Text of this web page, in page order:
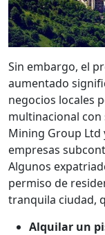
Sin embargo, el
aumentado
negocios locales
multinacional con
Mining Group Ltd
empresas
Algunos
permiso de
tranquila ciudad,
Alquilar un